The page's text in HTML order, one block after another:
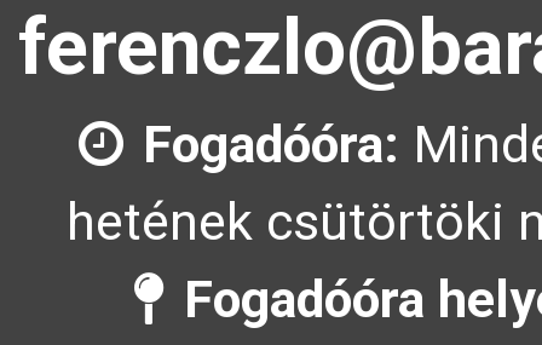
Fogadóóra:
hetének csütörtöki
Fogadóóra